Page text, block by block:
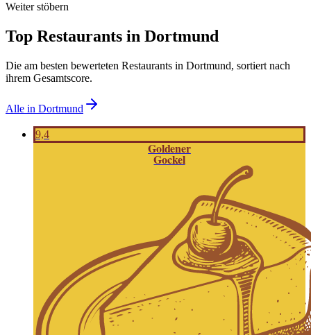
Weiter stöbern
Top Restaurants in Dortmund
Die am besten bewerteten Restaurants in Dortmund, sortiert nach
ihrem Gesamtscore.
Alle in Dortmund
9,4
Goldener
Gockel